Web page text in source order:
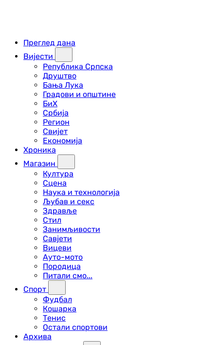
Преглед дана
Вијести
Република Српска
Друштво
Бања Лука
Градови и општине
БиХ
Србија
Регион
Свијет
Економија
Хроника
Магазин
Култура
Сцена
Наука и технологија
Љубав и секс
Здравље
Стил
Занимљивости
Савјети
Вицеви
Ауто-мото
Породица
Питали смо...
Спорт
Фудбал
Кошарка
Тенис
Остали спортови
Архива